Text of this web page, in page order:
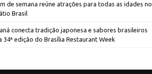
de semana reúne atrações para todas as idades no
Brasil
conecta tradição japonesa e sabores brasileiros
34ª edição do Brasília Restaurant Week